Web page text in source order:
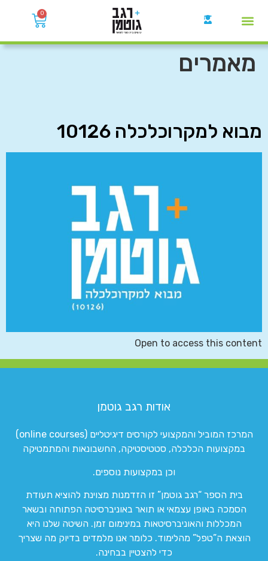
0
מאמרים
מבוא למקרוכלכלה 10126
Open to access this content
אודות רגב גוטמן
המרכז המוביל והמקצועי לקורסים דיגיטליים (online courses)
במקצועות הכלכלה, סטטיסטיקה, החשבונאות והמתמטיקה
וכן במקצועות נוספים.
בית הספר “רגב גוטמן” זו הזדמנות מצוינת להוציא תעודת
הסמכה באופן עצמאי או תואר באוניברסיטה הפתוחה ובשאר
המכללות והאוניברסיטאות במינימום זמן. השיטה שלנו היא
הוצאת ה”טפל” מהלימוד. כלומר אנו מלמדים בדיוק מה שצריך
כדי להצטיין בבחינה.